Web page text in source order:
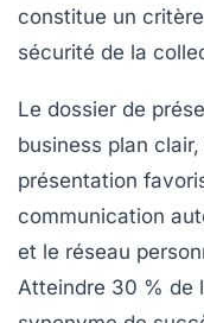
constitue un
sécurité de la
Le dossier de
business plan
présentation
communication
et le réseau
Atteindre 30 % de